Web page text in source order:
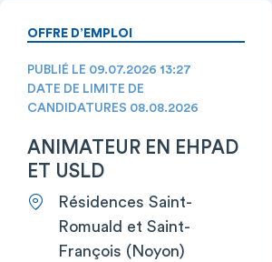
OFFRE D’EMPLOI
PUBLIÉ LE 09.07.2026 13:27
DATE DE LIMITE DE
CANDIDATURES 08.08.2026
ANIMATEUR EN EHPAD
ET USLD
Résidences Saint-
Romuald et Saint-
François (Noyon)